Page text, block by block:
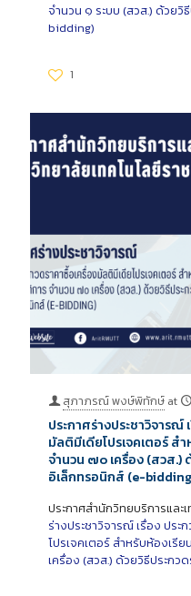
จำนวน ๑ ระบบ (สวส.) ด้วยวิ
bidding)
1
สุภาภรณ์ พงษ์พิทักษ์ at
ประกาศร่างประชาวิจารณ์
มัลติมีเดียโปรเจคเตอร์
จำนวน ๗๐ เครื่อง (สวส.)
อิเล็กทรอนิกส์ (e-
ประกาศสำนักวิทยบริการและ
ร่างประชาวิจารณ์ เรื่อง ปร
โปรเจคเตอร์ สำหรับห้องเ
เครื่อง (สวส.) ด้วยวิธีประก